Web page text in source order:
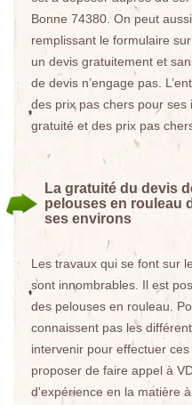
Bonne 74380. On peut
remplissant le formulaire
un devis gratuitement et
de devis n’engage pas.
des prix pas chers pour ses
gratuité et des prix pas
La gratuité du devis
pelouses en rouleau
ses environs
Les travaux qui se font sur
sont innombrables. Il est
des pelouses en rouleau.
connaissent pas les
intervenir pour effectuer
proposer de faire appel à
d'expérience en la matière